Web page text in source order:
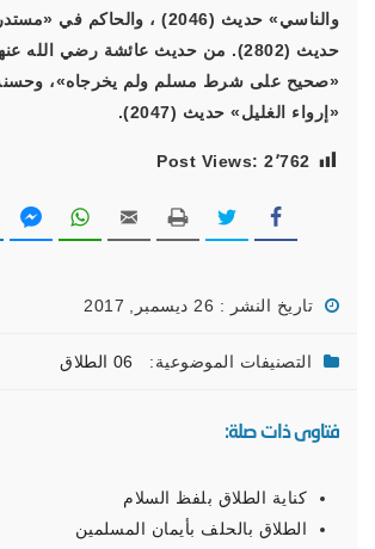
حديث (2802). من حديث عائشة رضي الله
«صحيح على شرط مسلم ولم يخرجاه»، وحسنه
«إرواء الغليل» حديث (2047).
Post Views: 2٬762
تاريخ النشر : 26 ديسمبر, 2017
التصنيفات الموضوعية: 06 الطلاق
فتاوى ذات صلة:
كناية الطلاق بلفظ السلام
الطلاق بالحلف بأيمان المسلمين